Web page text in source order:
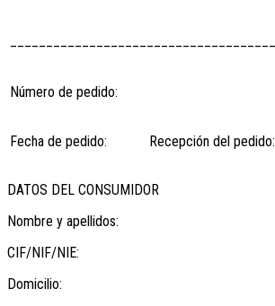
Número de pedido:
Fecha de pedido: Recepción del pedido:
DATOS DEL CONSUMIDOR
Nombre y apellidos:
CIF/NIF/NIE:
Domicilio: